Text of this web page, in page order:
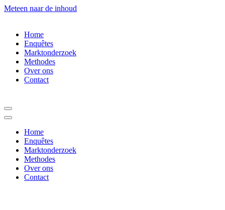
Meteen naar de inhoud
Home
Enquêtes
Marktonderzoek
Methodes
Over ons
Contact
Navigatie
Menu
Navigatie
Home
Enquêtes
Marktonderzoek
Methodes
Over ons
Contact